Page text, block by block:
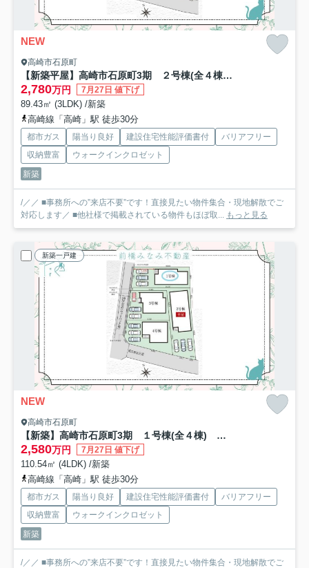
NEW
高崎市石原町
【新築平屋】高崎市石原町3期 ２号棟(全４棟) グラファーレ 新築建売分譲
2,780万円 7月27日 値下げ
89.43㎡ (3LDK) /新築
高崎線「高崎」駅 徒歩30分
都市ガス 陽当り良好 建設住宅性能評価書付
バリアフリー
収納豊富
ウォークインクロゼット
新築
/／／ ■事務所への”来店不要”です！直接見たい物件集合・現地解散でご
対応します／ ■他社様で掲載されている物件もほぼ取...
もっと見る
新築一戸建
NEW
高崎市石原町
【新築】高崎市石原町3期 １号棟(全４棟) グラファーレ 新築建売分譲
2,580万円 7月27日 値下げ
110.54㎡ (4LDK) /新築
高崎線「高崎」駅 徒歩30分
都市ガス 陽当り良好 建設住宅性能評価書付
バリアフリー
収納豊富
ウォークインクロゼット
新築
/／／ ■事務所への”来店不要”です！直接見たい物件集合・現地解散でご